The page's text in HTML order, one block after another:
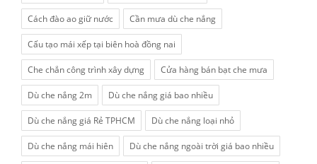
Cách đào ao giữ nước Cần mưa dù che nắng
Cấu tạo mái xếp tại biên hoà đồng nai
Che chắn công trình xây dựng Cửa hàng bán bạt che mưa
Dù che nắng 2m Dù che nắng giá bao nhiều
Dù che nắng giá Rẻ TPHCM Dù che nắng loại nhỏ
Dù che nắng mái hiên Dù che nắng ngoài trời giá bao nhiều